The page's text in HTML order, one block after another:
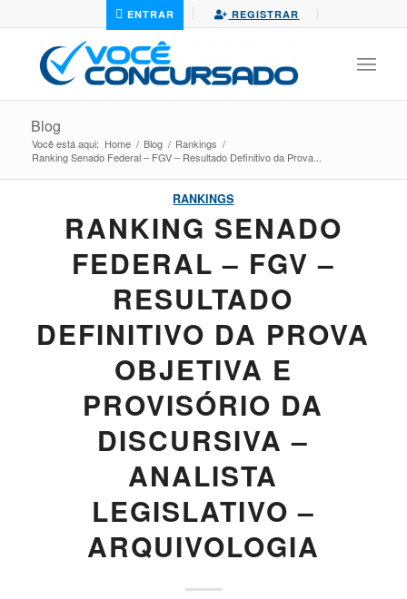
ENTRAR REGISTRAR
Blog
Você está aqui: Home / Blog / Rankings /
Ranking Senado Federal – FGV – Resultado Definitivo da Prova...
RANKINGS
RANKING SENADO
FEDERAL – FGV –
RESULTADO
DEFINITIVO DA PROVA
OBJETIVA E
PROVISÓRIO DA
DISCURSIVA –
ANALISTA
LEGISLATIVO –
ARQUIVOLOGIA